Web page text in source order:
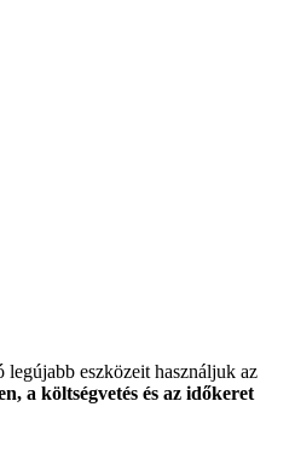
eszközeit használjuk az
a költségvetés és az időkeret